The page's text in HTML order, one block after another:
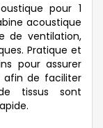
pour 1
acoustique
de ventilation,
Pratique et
pour assurer
afin de faciliter
tissus sont